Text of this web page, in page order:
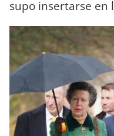
supo insertarse en